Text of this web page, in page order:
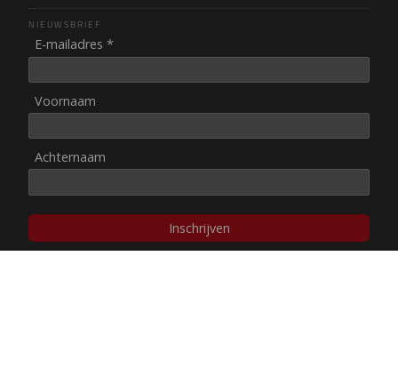
NIEUWSBRIEF
E-mailadres *
Voornaam
Achternaam
Inschrijven